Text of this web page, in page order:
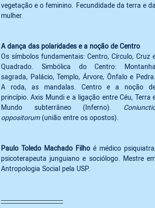
vegetação e o feminino. Fecundidade da terra e da
mulher.
Os símbolos fundamentais: Centro, Círculo, Cruz e
Quadrado. Simbólica do Centro: Montanha
sagrada, Palácio, Templo, Árvore, Ônfalo e Pedra.
A roda, as mandalas. Centro e a noção de
princípio. Axis Mundi e a ligação entre Céu, Terra e
Mundo subterrâneo (Inferno). Coniunctio
oppositorum (união entre os opostos).
Paulo Toledo Machado Filho é médico psiquiatra,
psicoterapeuta junguiano e sociólogo. Mestre em
Antropologia Social pela USP.